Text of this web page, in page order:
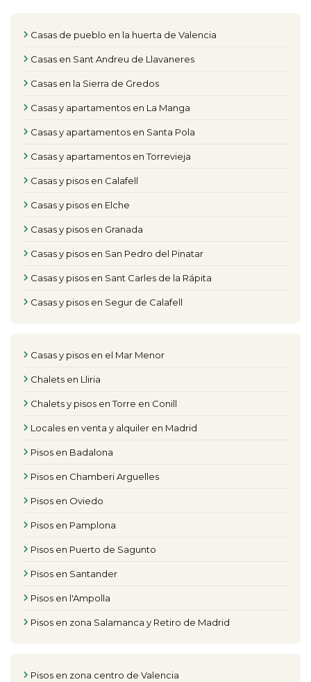
Casas de pueblo en la huerta de Valencia
Casas en Sant Andreu de Llavaneres
Casas en la Sierra de Gredos
Casas y apartamentos en La Manga
Casas y apartamentos en Santa Pola
Casas y apartamentos en Torrevieja
Casas y pisos en Calafell
Casas y pisos en Elche
Casas y pisos en Granada
Casas y pisos en San Pedro del Pinatar
Casas y pisos en Sant Carles de la Rápita
Casas y pisos en Segur de Calafell
Casas y pisos en el Mar Menor
Chalets en Lliria
Chalets y pisos en Torre en Conill
Locales en venta y alquiler en Madrid
Pisos en Badalona
Pisos en Chamberi Arguelles
Pisos en Oviedo
Pisos en Pamplona
Pisos en Puerto de Sagunto
Pisos en Santander
Pisos en l'Ampolla
Pisos en zona Salamanca y Retiro de Madrid
Pisos en zona centro de Valencia